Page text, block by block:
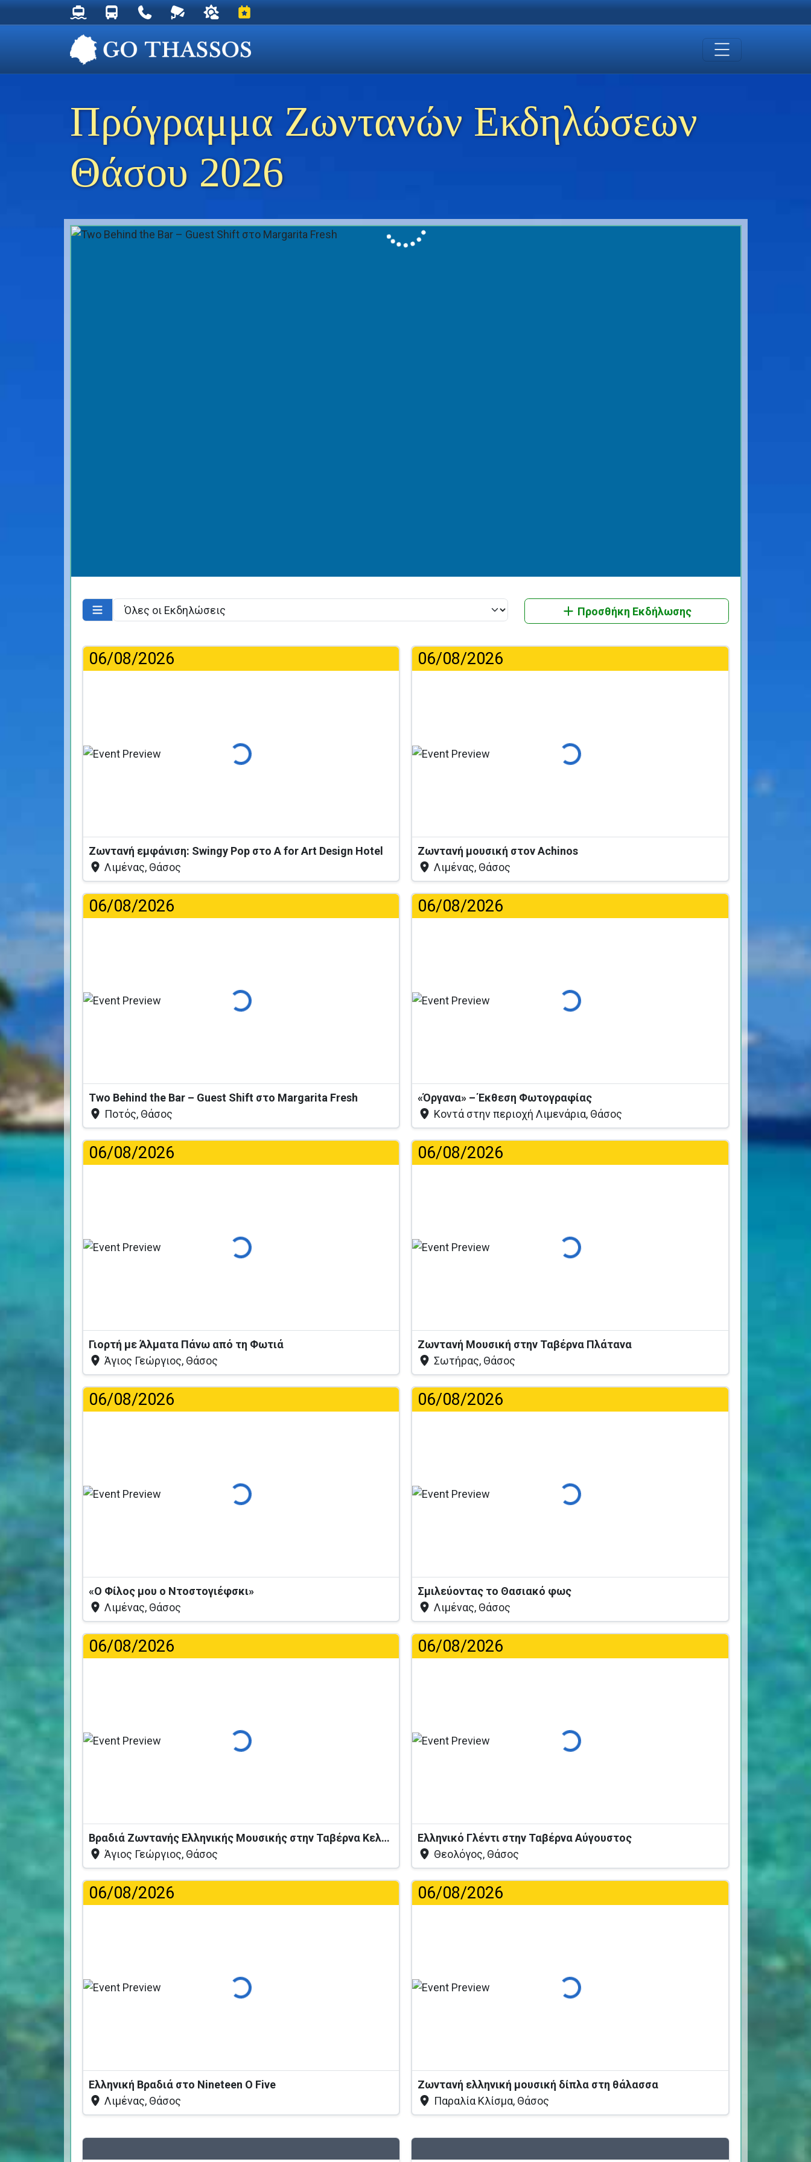
Δρομολόγια Φέρυ για Θάσο
Δρομολόγια Λεωφορείων Θάσου
Χρήσιμα Τηλέφωνα
Ζωντανή Κάμερα στη Χρυσή Ακτή
Ο καιρός στη Θάσο
Εκδηλώσεις στη Θάσο
Πρόγραμμα Ζωντανών Εκδηλώσεων
Θάσου 2026
Προσθήκη Εκδήλωσης
06/08/2026
Φόρτωση...
Ζωντανή εμφάνιση: Swingy Pop στο A for Art Design Hotel
Λιμένας, Θάσος
06/08/2026
Φόρτωση...
Ζωντανή μουσική στον Achinos
Λιμένας, Θάσος
06/08/2026
Φόρτωση...
Two Behind the Bar – Guest Shift στο Margarita Fresh
Ποτός, Θάσος
06/08/2026
Φόρτωση...
«Όργανα» – Έκθεση Φωτογραφίας
Κοντά στην περιοχή Λιμενάρια, Θάσος
06/08/2026
Φόρτωση...
Γιορτή με Άλματα Πάνω από τη Φωτιά
Άγιος Γεώργιος, Θάσος
06/08/2026
Φόρτωση...
Ζωντανή Μουσική στην Ταβέρνα Πλάτανα
Σωτήρας, Θάσος
06/08/2026
Φόρτωση...
«Ο Φίλος μου ο Ντοστογιέφσκι»
Λιμένας, Θάσος
06/08/2026
Φόρτωση...
Σμιλεύοντας το Θασιακό φως
Λιμένας, Θάσος
06/08/2026
Φόρτωση...
Βραδιά Ζωντανής Ελληνικής Μουσικής στην Ταβέρνα Κελάρι
Άγιος Γεώργιος, Θάσος
06/08/2026
Φόρτωση...
Ελληνικό Γλέντι στην Ταβέρνα Αύγουστος
Θεολόγος, Θάσος
06/08/2026
Φόρτωση...
Ελληνική Βραδιά στο Nineteen O Five
Λιμένας, Θάσος
06/08/2026
Φόρτωση...
Ζωντανή ελληνική μουσική δίπλα στη θάλασσα
Παραλία Κλίσμα, Θάσος